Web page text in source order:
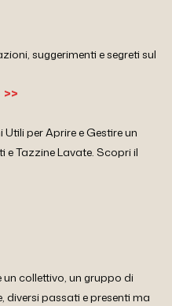
suggerimenti e segreti sul
>>
per Aprire e Gestire un
e Tazzine Lavate. Scopri il
collettivo, un gruppo di
diversi passati e presenti ma